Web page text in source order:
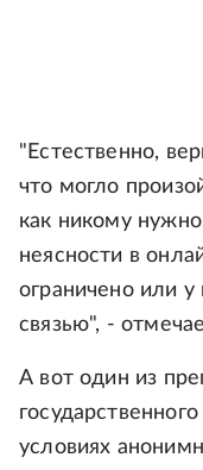
"Естественно,
что могло
как никому
неясности в
ограничено или
связью", -
А вот один из
условиях